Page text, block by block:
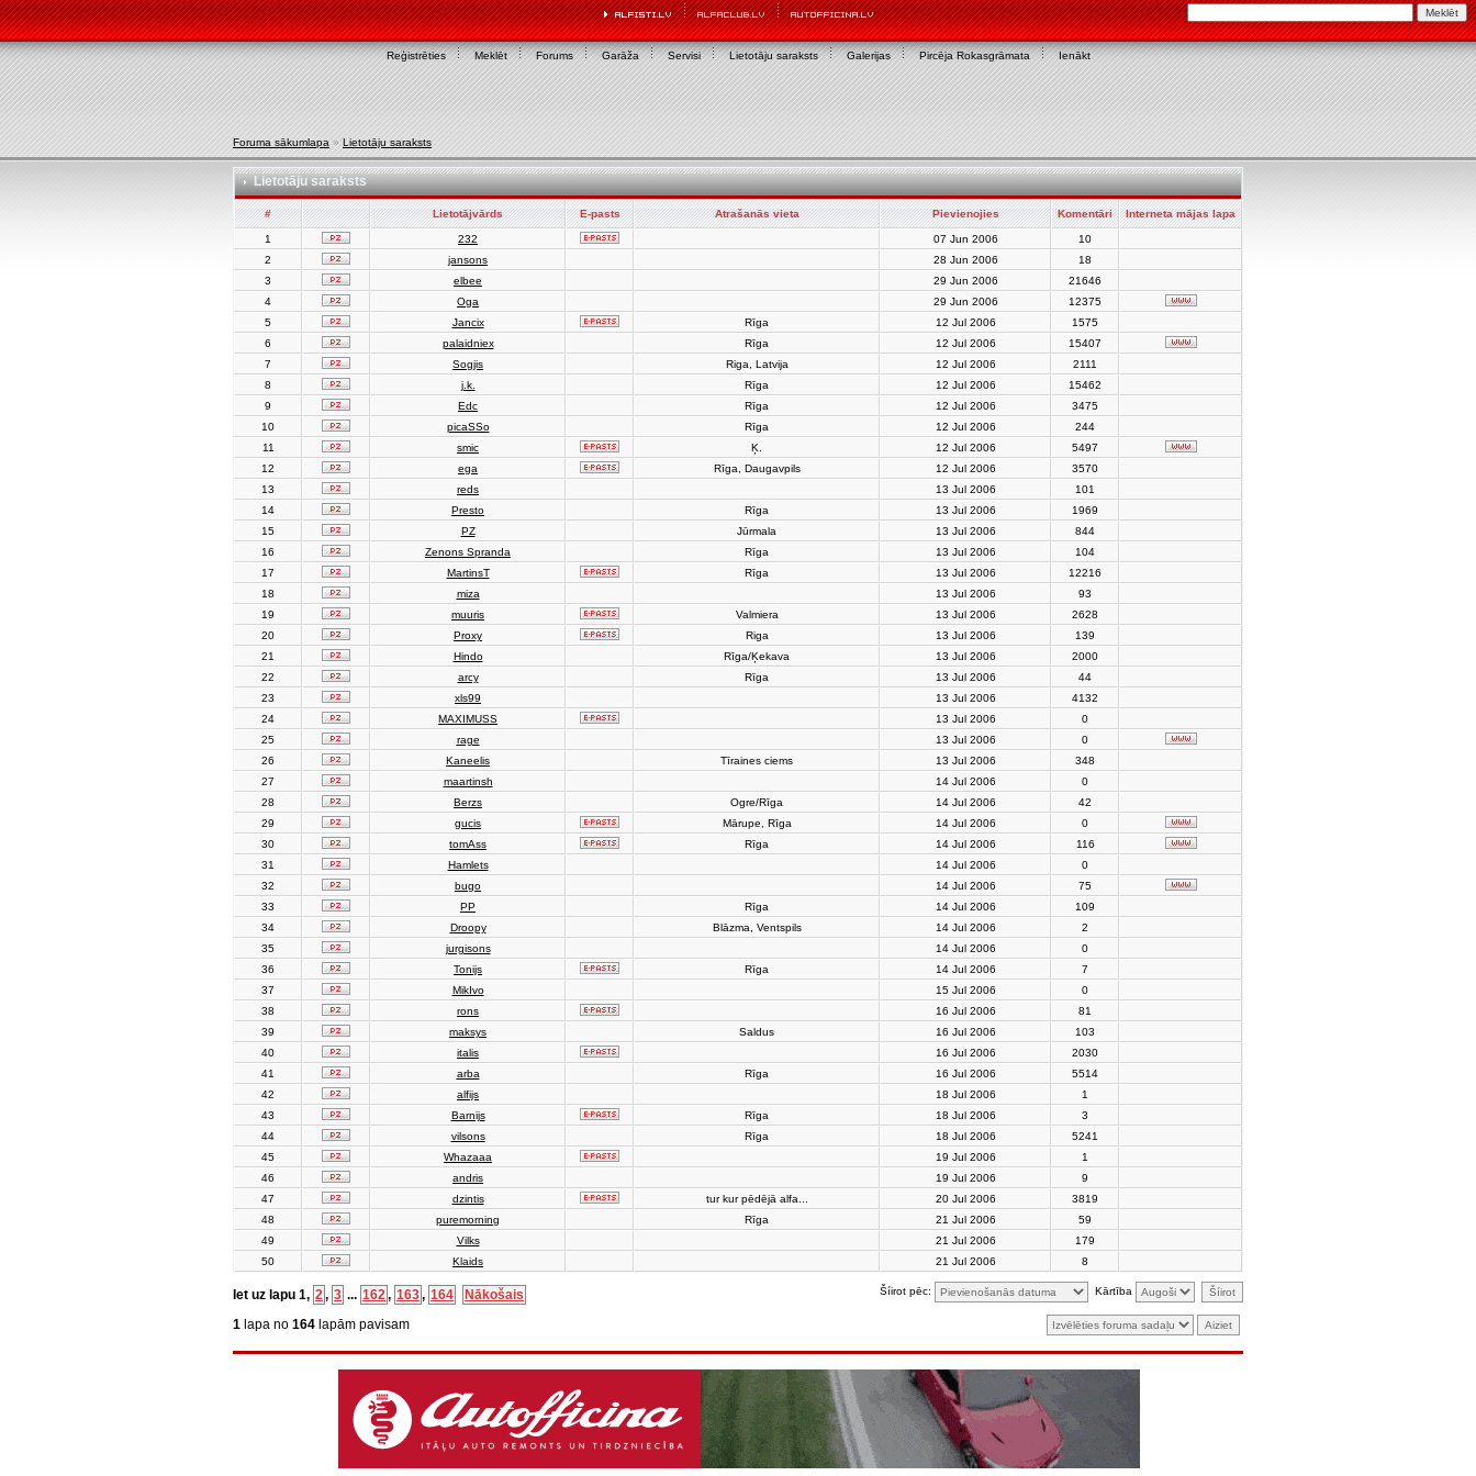
Reģistrēties Meklēt Forums Garāža Servisi Lietotāju saraksts Galerijas Pircēja Rokasgrāmata Ienākt
Foruma sākumlapa » Lietotāju saraksts
Lietotāju saraksts
# Lietotājvārds E-pasts Atrašanās vieta Pievienojies Komentāri Interneta mājas lapa
1 232 07 Jun 2006
10
2
jansons 28 Jun 2006
18
3
elbee 29 Jun 2006
21646
4
Oga 29 Jun 2006
12375
5
Jancix Rīga 12 Jul 2006
1575
6
palaidniex Rīga 12 Jul 2006
15407
7
Sogjis Riga, Latvija 12 Jul 2006
2111
8
j.k. Rīga 12 Jul 2006
15462
9
Edc Rīga 12 Jul 2006
3475
10
picaSSo Rīga 12 Jul 2006
244
11
smic Ķ. 12 Jul 2006
5497
12
ega Rīga, Daugavpils 12 Jul 2006
3570
13
reds 13 Jul 2006
101
14
Presto Rīga 13 Jul 2006
1969
15
PZ Jūrmala 13 Jul 2006
844
16
Zenons Spranda Rīga 13 Jul 2006
104
17
MartinsT Rīga 13 Jul 2006
12216
18
miza 13 Jul 2006
93
19
muuris Valmiera 13 Jul 2006
2628
20
Proxy Riga 13 Jul 2006
139
21
Hindo Rīga/Ķekava 13 Jul 2006
2000
22
arcy Rīga 13 Jul 2006
44
23
xls99 13 Jul 2006
4132
24
MAXIMUSS 13 Jul 2006
0
25
rage 13 Jul 2006
0
26
Kaneelis Tīraines ciems 13 Jul 2006
348
27
maartinsh 14 Jul 2006
0
28
Berzs Ogre/Rīga 14 Jul 2006
42
29
gucis Mārupe, Rīga 14 Jul 2006
0
30
tomAss Rīga 14 Jul 2006
116
31
Hamlets 14 Jul 2006
0
32
bugo 14 Jul 2006
75
33
PP Rīga 14 Jul 2006
109
34
Droopy Blāzma, Ventspils 14 Jul 2006
2
35
jurgisons 14 Jul 2006
0
36
Tonijs Rīga 14 Jul 2006
7
37
MikIvo 15 Jul 2006
0
38
rons 16 Jul 2006
81
39
maksys Saldus 16 Jul 2006
103
40
italis 16 Jul 2006
2030
41
arba Rīga 16 Jul 2006
5514
42
alfijs 18 Jul 2006
1
43
Barnijs Rīga 18 Jul 2006
3
44
vilsons Rīga 18 Jul 2006
5241
45
Whazaaa 19 Jul 2006
1
46
andris 19 Jul 2006
9
47
dzintis tur kur pēdējā alfa... 20 Jul 2006
3819
48
puremorning Rīga 21 Jul 2006
59
49
Vilks 21 Jul 2006
179
50
Klaids 21 Jul 2006 8
Iet uz lapu 1, 2, 3 ... 162, 163, 164 Nākošais Šíirot pēc: Kārtība
1 lapa no 164 lapām pavisam